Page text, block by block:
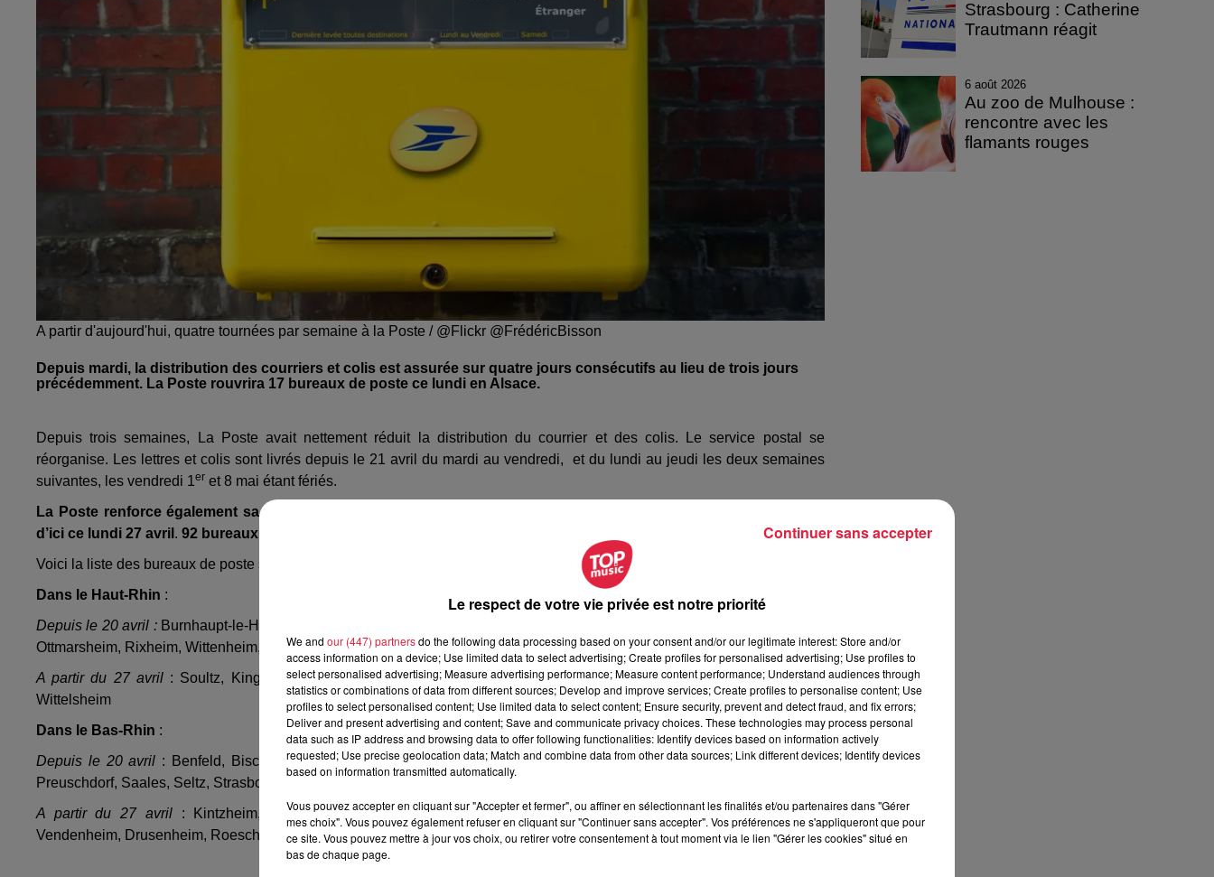
A partir d'aujourd'hui, quatre tournées par semaine à la Poste / @Flickr @FrédéricBisson
Depuis mardi, la distribution des courriers et colis est assurée sur quatre jours consécutifs au lieu de trois jours
précédemment. La Poste rouvrira 17 bureaux de poste ce lundi en Alsace.
Depuis trois semaines, La Poste avait nettement réduit la distribution du courrier et des colis. Le service postal se
réorganise. Les lettres et colis sont livrés depuis le 21 avril du mardi au vendredi, et du lundi au jeudi les deux semaines
suivantes, les vendredi 1er et 8 mai étant fériés.
La Poste renforce également sa présence postale avec la réouverture de 17 bureaux supplémentaires en Alsace
d’ici ce lundi 27 avril . 92 bureaux de poste seront en activité à la fin du mois d’avril.
Voici la liste des bureaux de poste supplémentaires dont certains ont rouvert depuis ce début de semaine.
Dans le Haut-Rhin :
Depuis le 20 avril :Burnhaupt-le-Haut, Colmar Pasteur, Fellering, Ferrette, Huningue, Mulhouse Bourtzwiller, Neuf-Brisach,
Ottmarsheim, Rixheim, Wittenheim, Wintzenheim.
A partir du 27 avril: Soultz, Kingersheim, Kaysersberg Vignoble, Mulhouse porte du Miroir, Masevaux – Niederbruck,
Wittelsheim
Dans le Bas-Rhin :
Depuis le 20 avril : Benfeld, Bischwiller, Fegersheim, Lingolsheim, Marckolsheim ; Mertzwiller, Niederbronn-les-Bains,
Preuschdorf, Saales, Seltz, Strasbourg Robertsau, Truchtersheim, Wingen-Sur-Moder.
A partir du 27 avril: Kintzheim, Barr, Marlenheim, Strasbourg Bourse et Musau, Gambsheim, Soultz-Sous-Forêts,
Vendenheim, Drusenheim, Roeschwoog.
Strasbourg : Catherine
Trautmann réagit
6 août 2026
Au zoo de Mulhouse :
rencontre avec les
flamants rouges
Le respect de votre vie privée est notre priorité
We and our (447) partnersdo the following data processing based on your consent and/or our legitimate interest: Store and/or
access information on a device; Use limited data to select advertising; Create profiles for personalised advertising; Use profiles to
select personalised advertising; Measure advertising performance; Measure content performance; Understand audiences through
statistics or combinations of data from different sources; Develop and improve services; Create profiles to personalise content; Use
profiles to select personalised content; Use limited data to select content; Ensure security, prevent and detect fraud, and fix errors;
Deliver and present advertising and content; Save and communicate privacy choices. These technologies may process personal
data such as IP address and browsing data to offer following functionalities: Identify devices based on information actively
requested; Use precise geolocation data; Match and combine data from other data sources; Link different devices; Identify devices
based on information transmitted automatically.
Vous pouvez accepter en cliquant sur "Accepter et fermer", ou affiner en sélectionnant les finalités et/ou partenaires dans "Gérer
mes choix". Vous pouvez également refuser en cliquant sur "Continuer sans accepter". Vos préférences ne s'appliqueront que pour
ce site. Vous pouvez mettre à jour vos choix, ou retirer votre consentement à tout moment via le lien "Gérer les cookies" situé en
bas de chaque page.
Continuer sans accepter